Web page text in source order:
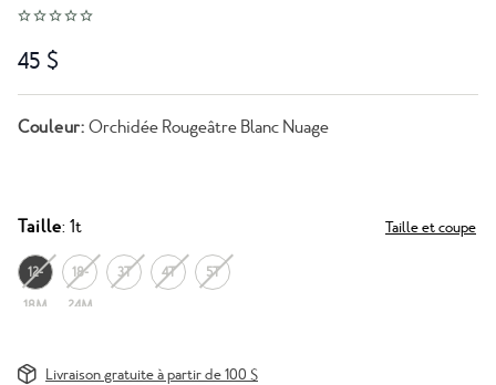
Lien vers les avis
45 $
Couleur: Orchidée Rougeâtre Blanc Nuage
Taille: 1t Taille et coupe
12-
18M
18-
24M
3T 4T 5T
Livraison gratuite à partir de 100 $